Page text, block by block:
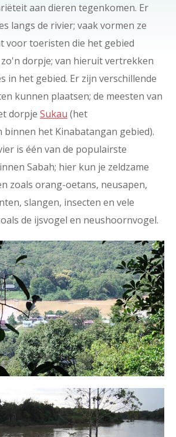
aan dieren tegenkomen. Er
langs de rivier; vaak vormen ze
voor toeristen die het gebied
dorpje; van hieruit vertrekken
in het gebied. Er zijn verschillende
kunnen plaatsen; de meesten van
dorpje Sukau (het
het Kinabatangan gebied).
is één van de populairste
Sabah; hier kun je zeldzame
zoals orang-oetans, neusapen,
slangen, insecten en vele
de ijsvogel en neushoornvogel.